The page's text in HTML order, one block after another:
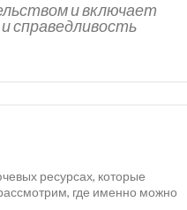
и включает
справедливость
ресурсах, которые
где именно можно